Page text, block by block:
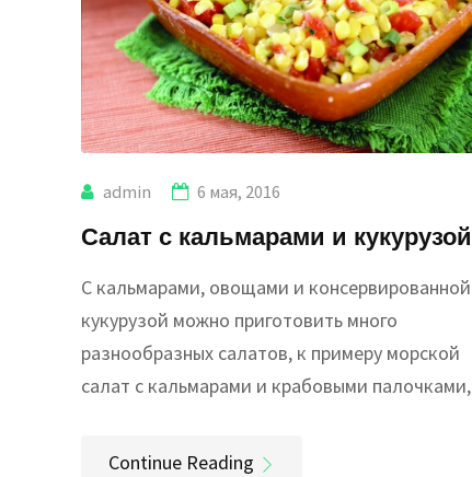
admin 6 мая, 2016
Салат с кальмарами и кукурузой
С кальмарами, овощами и консервированной
кукурузой можно приготовить много
разнообразных салатов, к примеру морской
салат с кальмарами и крабовыми палочками,
Continue Reading